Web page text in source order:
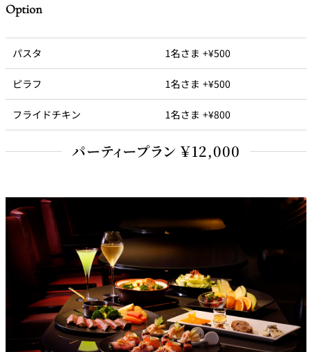
Option
パスタ 1名さま +¥500
ピラフ 1名さま +¥500
フライドチキン 1名さま +¥800
パーティープラン ￥12,000